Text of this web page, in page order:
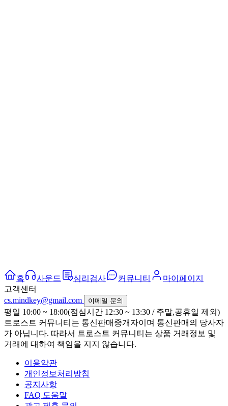
홈 사운드 심리검사 커뮤니티
마이페이지
고객센터
cs.mindkey@gmail.com
이메일 문의
평일 10:00 ~ 18:00(점심시간 12:30 ~ 13:30 / 주말,공휴일 제외)
트로스트 커뮤니티는 통신판매중개자이며 통신판매의 당사자
가 아닙니다. 따라서 트로스트 커뮤니티는 상품 거래정보 및
거래에 대하여 책임을 지지 않습니다.
이용약관
개인정보처리방침
공지사항
FAQ 도움말